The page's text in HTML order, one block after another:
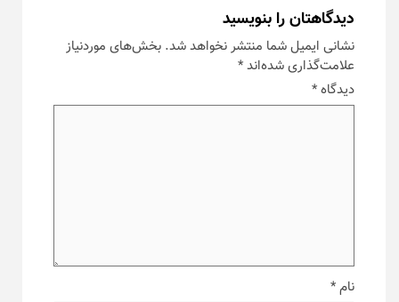
دیدگاهتان را بنویسید
نشانی ایمیل شما منتشر نخواهد شد. بخش‌های موردنیاز
علامت‌گذاری شده‌اند*
دیدگاه*
نام*